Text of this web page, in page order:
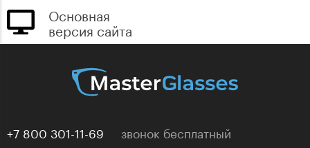
Основная
версия сайта
+7 800 301-11-69 звонок бесплатный